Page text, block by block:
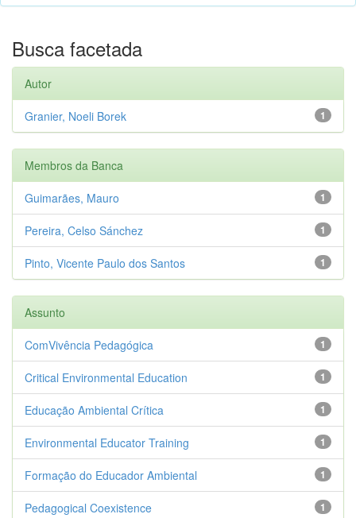
Busca facetada
Autor
1
Granier, Noeli Borek
Membros da Banca
1
Guimarães, Mauro
1
Pereira, Celso Sánchez
1
Pinto, Vicente Paulo dos Santos
Assunto
1
ComVivência Pedagógica
1
Critical Environmental Education
1
Educação Ambiental Crítica
1
Environmental Educator Training
1
Formação do Educador Ambiental
1
Pedagogical Coexistence